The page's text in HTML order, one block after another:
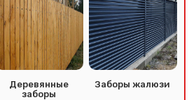
Деревянные
заборы
Заборы жалюзи